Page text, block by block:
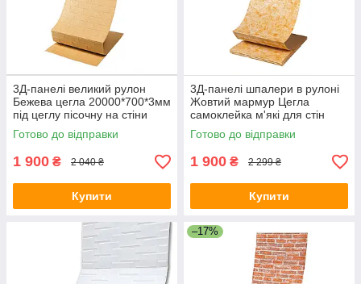
3Д-панелі великий рулон
Бежева цегла 20000*700*3мм
під цеглу пісочну на стіни
ПВХ (R009-3-20) SW-
00001195
Готово до відправки
1 900 ₴ 2 040 ₴
Купити
3Д-панелі шпалери в рулоні
Жовтий мармур Цегла
самоклейка м'які для стін
700мм*20м*3мм R062-3-20
SW-00001473
Готово до відправки
1 900 ₴ 2 299 ₴
Купити
–17%